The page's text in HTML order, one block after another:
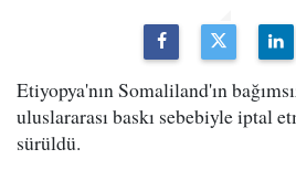
Etiyopya'nın Somaliland'ın
uluslararası baskı sebebiyle iptal
sürüldü.